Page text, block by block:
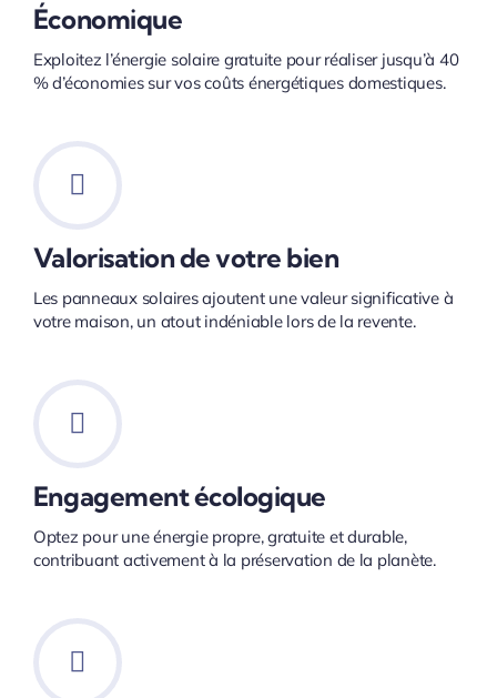
Économique
Exploitez l’énergie solaire gratuite pour réaliser jusqu’à 40
% d’économies sur vos coûts énergétiques domestiques.
Valorisation de votre bien
Les panneaux solaires ajoutent une valeur significative à
votre maison, un atout indéniable lors de la revente.
Engagement écologique
Optez pour une énergie propre, gratuite et durable,
contribuant activement à la préservation de la planète.